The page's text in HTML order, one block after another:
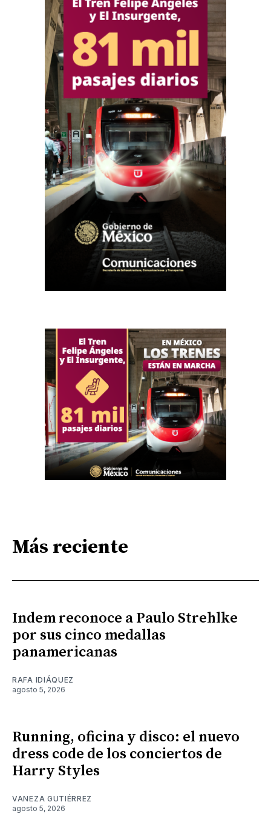
Más reciente
Indem reconoce a Paulo Strehlke
por sus cinco medallas
panamericanas
RAFA IDIÁQUEZ
agosto 5, 2026
Running, oficina y disco: el nuevo
dress code de los conciertos de
Harry Styles
VANEZA GUTIÉRREZ
agosto 5, 2026